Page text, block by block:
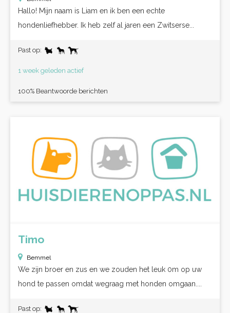
Hallo! Mijn naam is Liam en ik ben een echte
hondenliefhebber. Ik heb zelf al jaren een Zwitserse...
Past op:
1 week geleden actief
100% Beantwoorde berichten
Timo
Bemmel
We zijn broer en zus en we zouden het leuk 0m op uw
hond te passen omdat wegraag met honden omgaan....
Past op: